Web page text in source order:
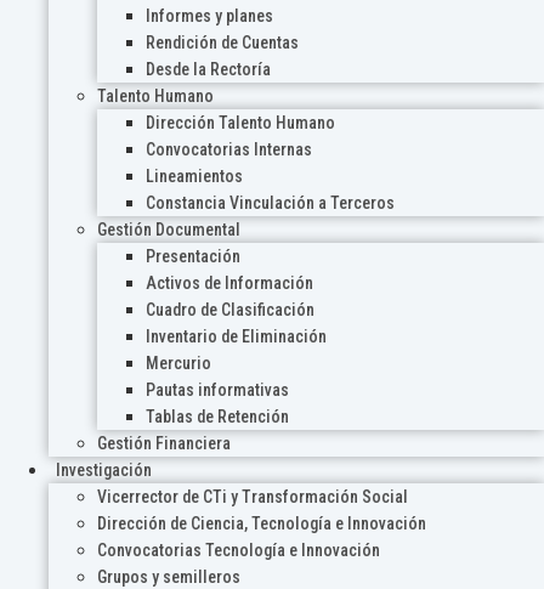
Informes y planes
Rendición de Cuentas
Desde la Rectoría
Talento Humano
Dirección Talento Humano
Convocatorias Internas
Lineamientos
Constancia Vinculación a Terceros
Gestión Documental
Presentación
Activos de Información
Cuadro de Clasificación
Inventario de Eliminación
Mercurio
Pautas informativas
Tablas de Retención
Gestión Financiera
Investigación
Vicerrector de CTi y Transformación Social
Dirección de Ciencia, Tecnología e Innovación
Convocatorias Tecnología e Innovación
Grupos y semilleros